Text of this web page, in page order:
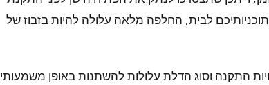
לבית, החלפה מלאה עלולה להיות בזבוז של
התקנה וסוג הדלת עלולות להשתנות באופן משמעותי